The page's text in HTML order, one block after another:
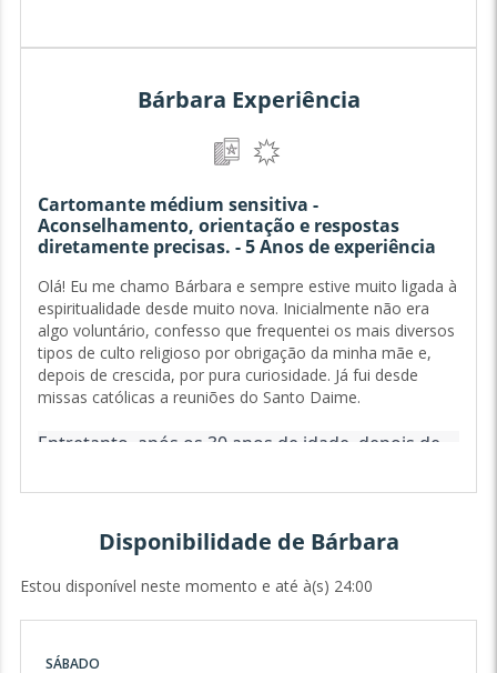
Bárbara Experiência
Cartomante médium sensitiva -
Aconselhamento, orientação e respostas
diretamente precisas. - 5 Anos de experiência
Olá! Eu me chamo Bárbara e sempre estive muito ligada à
espiritualidade desde muito nova. Inicialmente não era
algo voluntário, confesso que frequentei os mais diversos
tipos de culto religioso por obrigação da minha mãe e,
depois de crescida, por pura curiosidade. Já fui desde
missas católicas a reuniões do Santo Daime.
Entretanto, após os 30 anos de idade, depois de
e especificamente após a minha mudança para
um chamado a exercer.
Sempre me causou algum sentimento bom e
estranho ao mesmo tempo (que eu não sei
Disponibilidade de Bárbara
Estou disponível neste momento e até à(s) 24:00
SÁBADO